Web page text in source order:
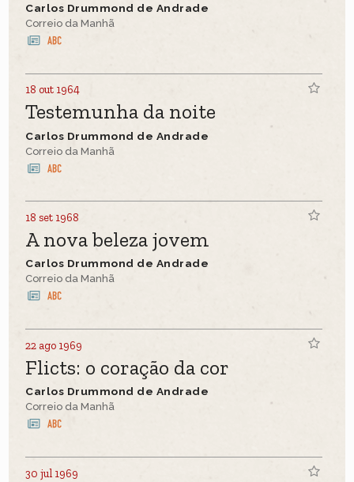
Carlos Drummond de Andrade
Correio da Manhã
18 out 1964
Testemunha da noite
Carlos Drummond de Andrade
Correio da Manhã
18 set 1968
A nova beleza jovem
Carlos Drummond de Andrade
Correio da Manhã
22 ago 1969
Flicts: o coração da cor
Carlos Drummond de Andrade
Correio da Manhã
30 jul 1969